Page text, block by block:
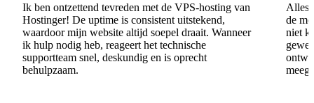
Ik ben ontzettend tevreden met de VPS-hosting van
Hostinger! De uptime is consistent uitstekend,
waardoor mijn website altijd soepel draait. Wanneer
ik hulp nodig heb, reageert het technische
supportteam snel, deskundig en is oprecht
behulpzaam.
Alles
de
niet